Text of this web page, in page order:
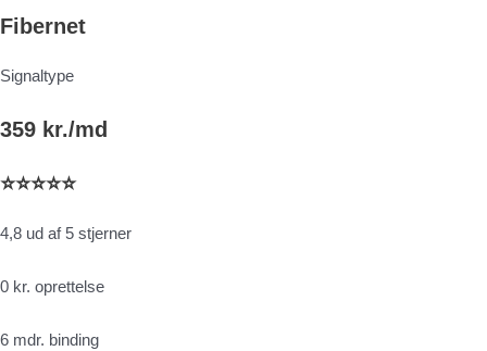
Fibernet
Signaltype
359 kr./md
⭐⭐⭐⭐⭐
4,8 ud af 5 stjerner
0 kr. oprettelse
6 mdr. binding